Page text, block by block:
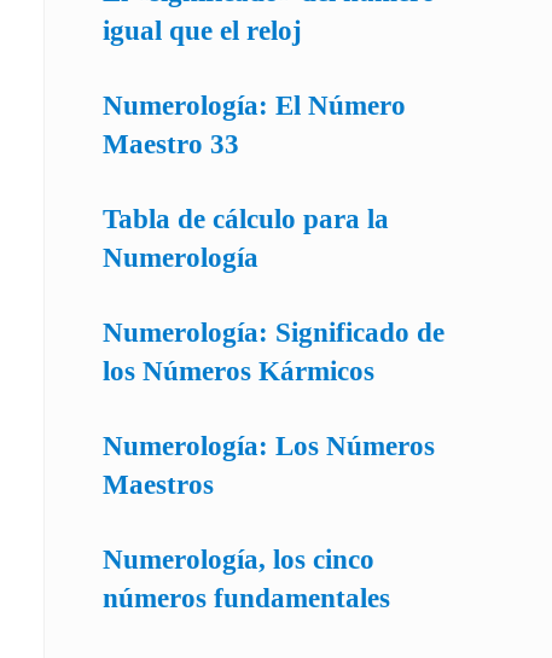
igual que el reloj
Numerología: El Número
Maestro 33
Tabla de cálculo para la
Numerología
Numerología: Significado de
los Números Kármicos
Numerología: Los Números
Maestros
Numerología, los cinco
números fundamentales